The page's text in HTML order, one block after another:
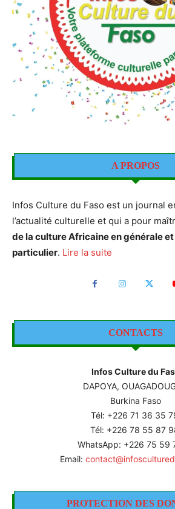
A PROPOS
Infos Culture du Faso est un journal
l’actualité culturelle et qui a pour
de la culture Africaine en générale
particulier. Lire la suite
CONTACTS
Infos Culture du
DAPOYA,
Burkina Faso
Tél: +226 71 36 35
Tél: +226 78 55 87
WhatsApp: +226 75 59
Email:
PROTECTION DES